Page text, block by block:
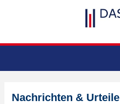
Nachrichten & Urteile